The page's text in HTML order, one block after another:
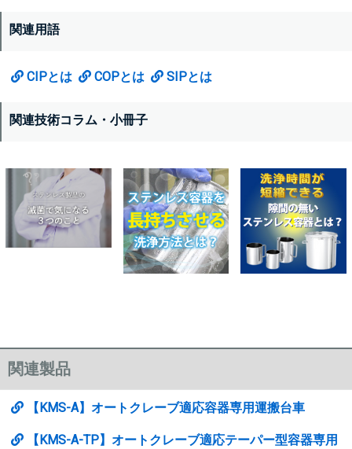
関連用語
CIPとは COPとは SIPとは
関連技術コラム・小冊子
関連製品
【KMS-A】オートクレーブ適応容器専用運搬台車
【KMS-A-TP】オートクレーブ適応テーパー型容器専用